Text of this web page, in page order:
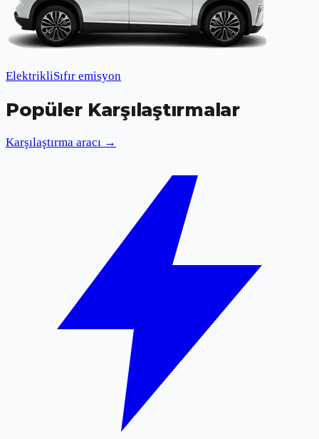
ElektrikliSıfır emisyon
Popüler Karşılaştırmalar
Karşılaştırma aracı →